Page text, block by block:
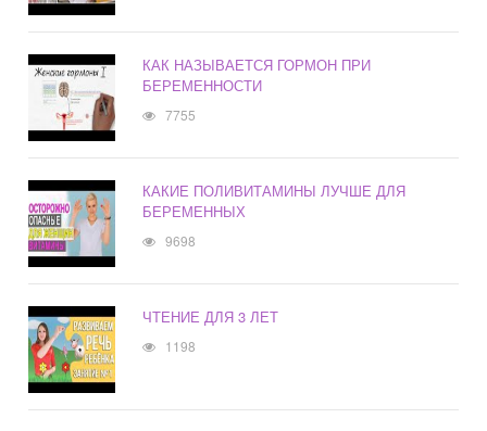
КАК НАЗЫВАЕТСЯ ГОРМОН ПРИ
БЕРЕМЕННОСТИ
7755
КАКИЕ ПОЛИВИТАМИНЫ ЛУЧШЕ ДЛЯ
БЕРЕМЕННЫХ
9698
ЧТЕНИЕ ДЛЯ 3 ЛЕТ
1198